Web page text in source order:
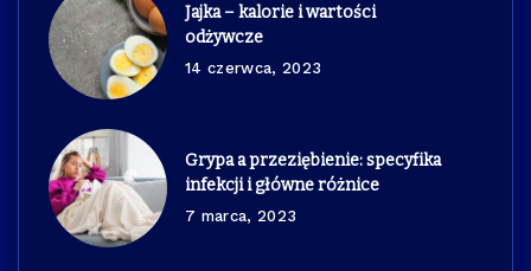
Jajka – kalorie i wartości
odżywcze
14 czerwca, 2023
Grypa a przeziębienie: specyfika
infekcji i główne różnice
7 marca, 2023